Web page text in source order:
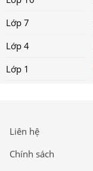
Lớp 7
Lớp 4
Lớp 1
Liên hệ
Chính sách